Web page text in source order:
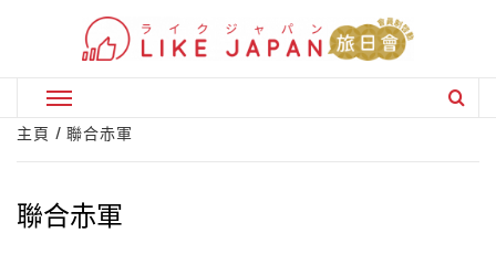
Primary
Menu
主頁 聯合赤軍
聯合赤軍